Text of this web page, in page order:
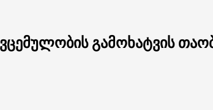
გამოხატვის